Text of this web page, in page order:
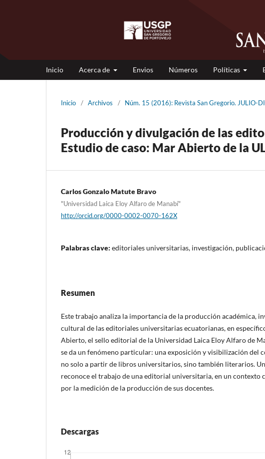
Inicio Acerca de Envios Números Políticas
Inicio / Archivos / Núm. 15 (2016): Revista San Gregorio. JULIO-
Producción y divulgación de las
Estudio de caso: Mar Abierto de la
Carlos Gonzalo Matute Bravo
"Universidad Laica Eloy Alfaro de Manabí"
http://orcid.org/0000-0002-0070-162X
Palabras clave: editoriales universitarias, investigación,
Resumen
Este trabajo analiza la importancia de la producción académica,
cultural de las editoriales universitarias ecuatorianas, en
Abierto, el sello editorial de la Universidad Laica Eloy Alfaro de
se da un fenómeno particular: una exposición y visibilización del
no solo a partir de libros universitarios, sino también literarios.
reconoce el trabajo de una editorial universitaria, en un contexto
por la medición de la producción de sus docentes.
Descargas